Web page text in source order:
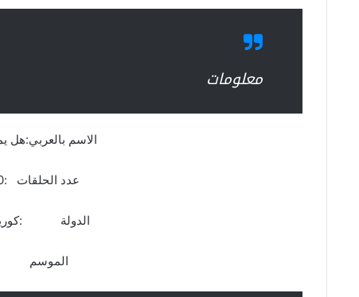
معلومات
الاسم بالعربي:هل
عدد الحلقات :20 حلقة
الدولة :كوريا
الموسم